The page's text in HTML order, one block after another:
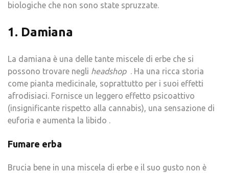
biologiche che non sono state spruzzate.
1. Damiana
La damiana è una delle tante miscele di erbe che si
possono trovare negli headshop . Ha una ricca storia
come pianta medicinale, soprattutto per i suoi effetti
afrodisiaci. Fornisce un leggero effetto psicoattivo
(insignificante rispetto alla cannabis), una sensazione di
euforia e aumenta la libido .
Fumare erba
Brucia bene in una miscela di erbe e il suo gusto non è